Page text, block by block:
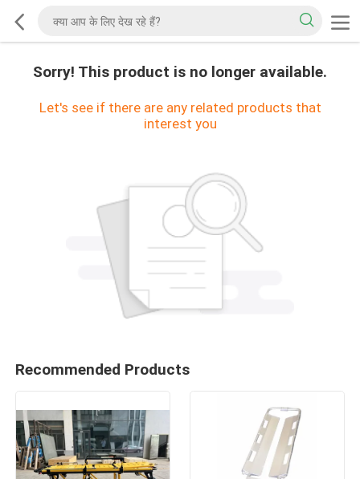
Sorry! This product is no longer available.
Let's see if there are any related products that
interest you
Recommended Products